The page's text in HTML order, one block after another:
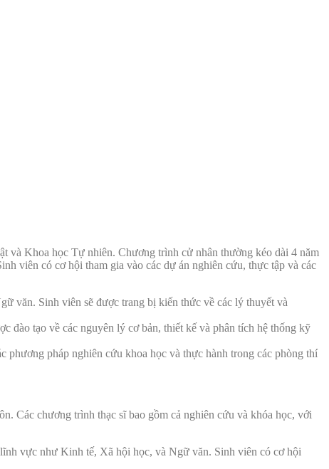
và Khoa học Tự nhiên. Chương trình cử nhân thường kéo dài 4 năm
viên có cơ hội tham gia vào các dự án nghiên cứu, thực tập và các
văn. Sinh viên sẽ được trang bị kiến thức về các lý thuyết và
tạo về các nguyên lý cơ bản, thiết kế và phân tích hệ thống kỹ
pháp nghiên cứu khoa học và thực hành trong các phòng thí
Các chương trình thạc sĩ bao gồm cả nghiên cứu và khóa học, với
vực như Kinh tế, Xã hội học, và Ngữ văn. Sinh viên có cơ hội